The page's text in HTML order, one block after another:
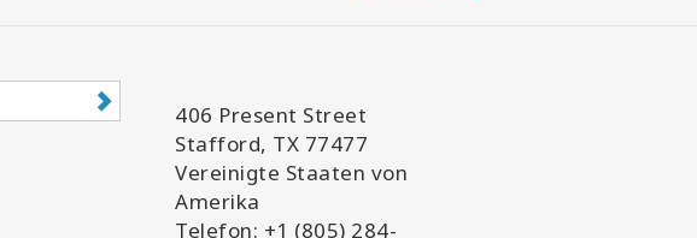
406 Present Street
Stafford, TX 77477
Vereinigte Staaten von
Amerika
Telefon: +1 (805) 284-